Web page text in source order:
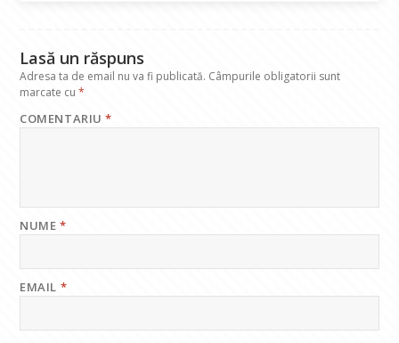
Lasă un răspuns
Adresa ta de email nu va fi publicată. Câmpurile obligatorii sunt
marcate cu*
COMENTARIU*
NUME*
EMAIL *